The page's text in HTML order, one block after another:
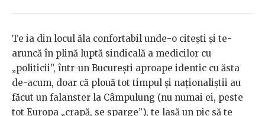
Te ia din locul ăla confortabil unde-o citești și te-
aruncă în plină luptă sindicală a medicilor cu
„politicii”, într-un București aproape identic cu ăsta
de-acum, doar că plouă tot timpul și naționaliștii au
făcut un falanster la Câmpulung (nu numai ei, peste
tot Europa „crapă, se sparge”), te lasă un pic să te